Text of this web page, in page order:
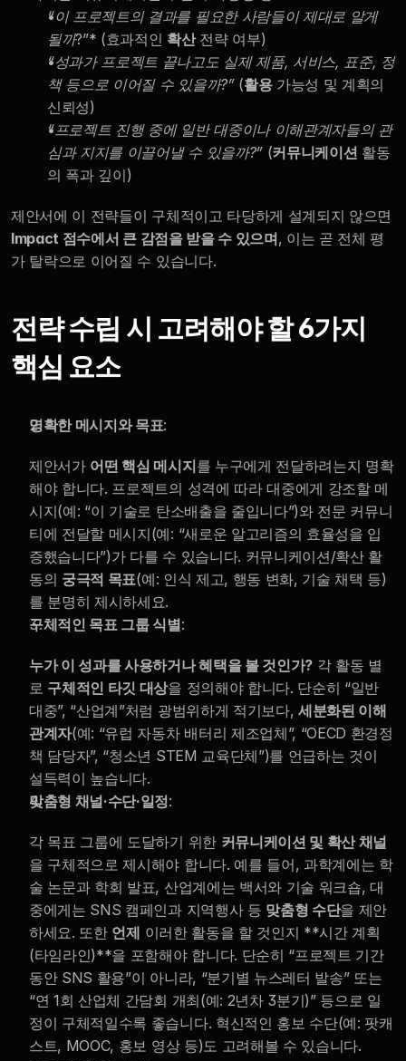
“이 프로젝트의 결과를 필요한 사람들이 제대로 알게
될까?”* (효과적인 확산 전략 여부)
“성과가 프로젝트 끝나고도 실제 제품, 서비스, 표준, 정
책 등으로 이어질 수 있을까?” (활용 가능성 및 계획의
신뢰성)
“프로젝트 진행 중에 일반 대중이나 이해관계자들의 관
심과 지지를 이끌어낼 수 있을까?” (커뮤니케이션 활동
의 폭과 깊이)
Impact 점수에서 큰 감점을 받을 수 있으며, 이는 곧 전체 평
가 탈락으로 이어질 수 있습니다.
전략 수립 시 고려해야 할 6가지
핵심 요소
명확한 메시지와 목표:
제안서가 어떤 핵심 메시지를 누구에게 전달하려는지 명확
해야 합니다. 프로젝트의 성격에 따라 대중에게 강조할 메
시지(예: “이 기술로 탄소배출을 줄입니다”)와 전문 커뮤니
티에 전달할 메시지(예: “새로운 알고리즘의 효율성을 입
증했습니다”)가 다를 수 있습니다. 커뮤니케이션/확산 활
동의 궁극적 목표(예: 인식 제고, 행동 변화, 기술 채택 등)
를 분명히 제시하세요.
구체적인 목표 그룹 식별:
누가 이 성과를 사용하거나 혜택을 볼 것인가? 각 활동 별
로 구체적인 타깃 대상을 정의해야 합니다. 단순히 “일반
대중”, “산업계”처럼 광범위하게 적기보다, 세분화된 이해
관계자(예: “유럽 자동차 배터리 제조업체”, “OECD 환경정
책 담당자”, “청소년 STEM 교육단체”)를 언급하는 것이
설득력이 높습니다.
맞춤형 채널·수단·일정:
각 목표 그룹에 도달하기 위한 커뮤니케이션 및 확산 채널
을 구체적으로 제시해야 합니다. 예를 들어, 과학계에는 학
술 논문과 학회 발표, 산업계에는 백서와 기술 워크숍, 대
중에게는 SNS 캠페인과 지역행사 등 맞춤형 수단을 제안
하세요. 또한 언제 이러한 활동을 할 것인지 **시간 계획
(타임라인)**을 포함해야 합니다. 단순히 “프로젝트 기간
동안 SNS 활용”이 아니라, “분기별 뉴스레터 발송” 또는
“연 1회 산업체 간담회 개최(예: 2년차 3분기)” 등으로 일
정이 구체적일수록 좋습니다. 혁신적인 홍보 수단(예: 팟캐
스트, MOOC, 홍보 영상 등)도 고려해볼 수 있습니다.